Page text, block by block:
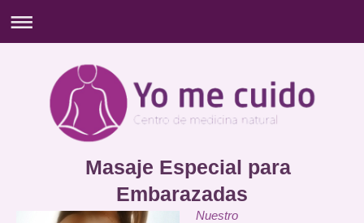
Masaje Especial para
Embarazadas
Nuestro